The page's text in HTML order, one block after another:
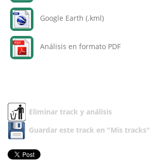
Google Earth (.kml)
Análisis en formato PDF
Eliminar track y análisis
Guardar este track en "Mis tracks"